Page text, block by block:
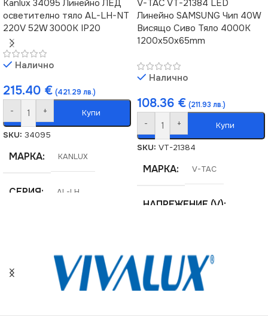
Kanlux 34095 Линейно ЛЕД
осветително тяло AL-LH-NT
220V 52W 3000K IP20
Налично
215.40 € (421.29 лв.)
- + Купи
SKU: 34095
МАРКА KANLUX
СЕРИЯ AL-LH
3000
(LM)
V-TAC VT-21384 LED
Линейно SAMSUNG Чип 40W
Висящо Сиво Тяло 4000К
1200x50x65mm
Налично
108.36 € (211.93 лв.)
- + Купи
SKU: VT-21384
МАРКА V-TAC
НАПРЕЖЕНИЕ (V)
ЕНЕРГИЕН КЛАС